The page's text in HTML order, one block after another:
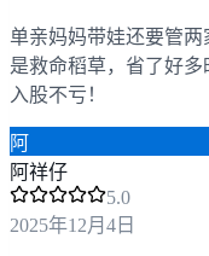
单亲妈妈带娃还要管
是救命稻草，省了好多
入股不亏！
阿
阿祥仔
5.0
2025年12月4日